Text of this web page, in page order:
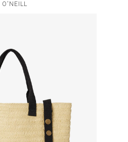
O'NEILL